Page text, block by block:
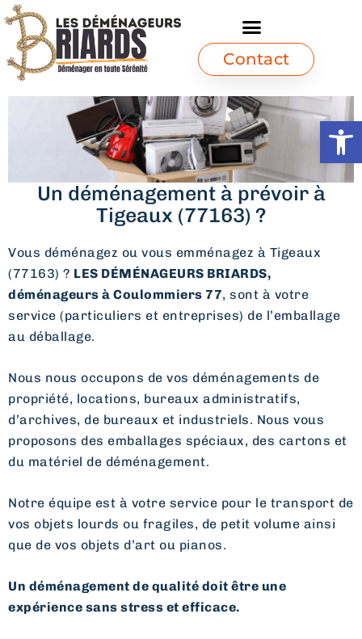
Ouvrir
Contact
Un déménagement à prévoir à
Tigeaux (77163) ?
Vous déménagez ou vous emménagez à Tigeaux
(77163) ? LES DÉMÉNAGEURS BRIARDS,
déménageurs à Coulommiers 77, sont à votre
service (particuliers et entreprises) de l’emballage
au déballage.
Nous nous occupons de vos déménagements de
propriété, locations, bureaux administratifs,
d’archives, de bureaux et industriels. Nous vous
proposons des emballages spéciaux, des cartons et
du matériel de déménagement.
Notre équipe est à votre service pour le transport de
vos objets lourds ou fragiles, de petit volume ainsi
que de vos objets d’art ou pianos.
Un déménagement de qualité doit être une
expérience sans stress et efficace.